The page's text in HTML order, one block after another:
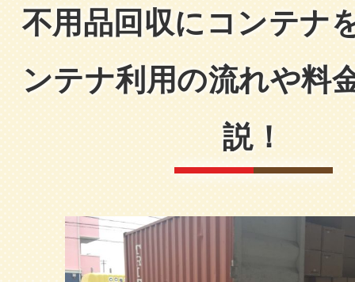
不用品回収にコンテナ
ンテナ利用の流れや料
説！